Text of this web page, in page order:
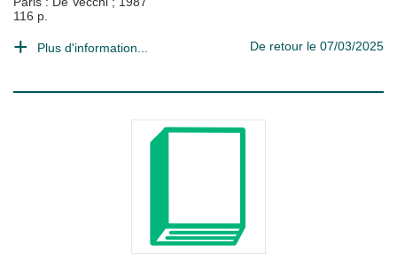
116 p.
Plus d'information... De retour le 07/03/2025